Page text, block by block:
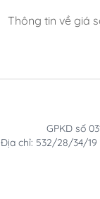
Thông tin về giá
GPKD số
Địa chỉ: 532/28/34/19